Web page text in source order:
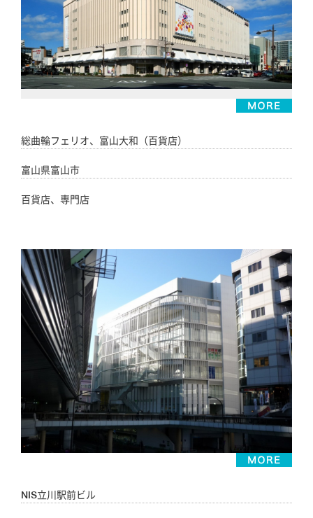
総曲輪フェリオ、富山大和（百貨店）
富山県富山市
百貨店、専門店
NIS立川駅前ビル